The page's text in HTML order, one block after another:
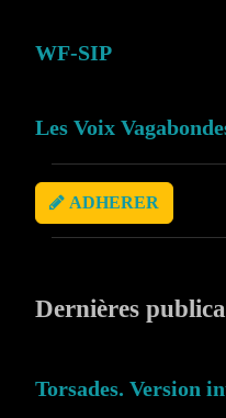
WF-SIP
Les Voix
ADHERER
Dernières
Torsades. Version